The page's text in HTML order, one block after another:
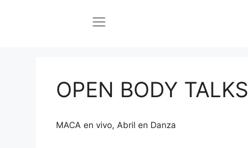
OPEN BODY TALKS
MACA en vivo, Abril en Danza